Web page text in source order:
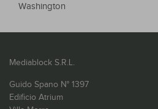
Washington
Mediablock S.R.L.
Guido Spano N° 1397
Edificio Atrium